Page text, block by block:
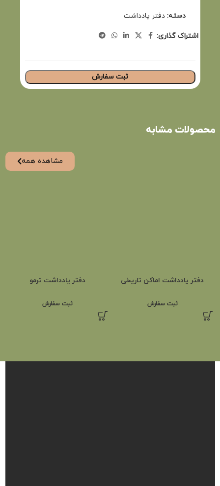
دسته: دفتر یادداشت
اشتراک گذاری:
ثبت سفارش
محصولات مشابه
مشاهده همه
دفتر یادداشت اماکن تاریخی
ثبت سفارش
دفتر یادداشت ترمو
ثبت سفارش